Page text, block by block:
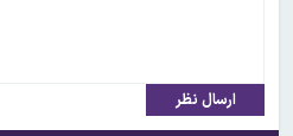
ارسال نظر